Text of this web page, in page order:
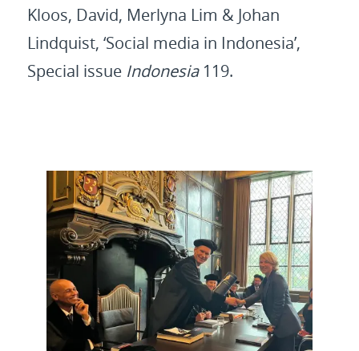
Kloos, David, Merlyna Lim & Johan
Lindquist, ‘Social media in Indonesia’,
Special issue Indonesia119.